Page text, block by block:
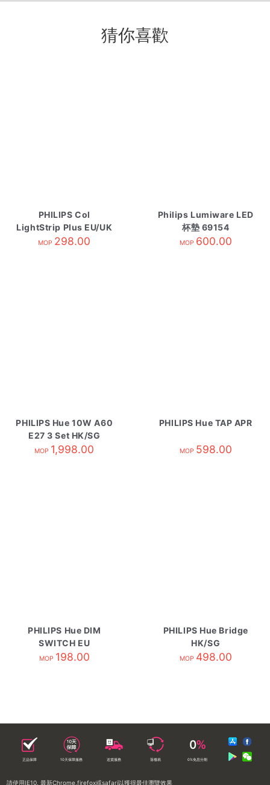
猜你喜歡
PHILIPS Col
LightStrip Plus EU/UK
Ext Mixed
MOP 298.00
Philips Lumiware LED
杯墊 69154
MOP 600.00
PHILIPS Hue 10W A60
E27 3 Set HK/SG
MOP 1,998.00
PHILIPS Hue TAP APR
MOP 598.00
PHILIPS Hue DIM
SWITCH EU
MOP 198.00
PHILIPS Hue Bridge
HK/SG
MOP 498.00
正品保障 10天保障服務 送貨服務 落樓易 0%免息分期
請使用IE10, 最新Chrome,firefox或safari以獲得最佳瀏覽效果